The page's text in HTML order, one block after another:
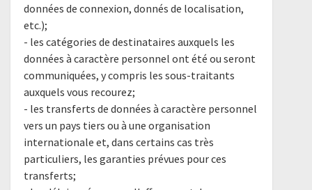
données de connexion, donnés de localisation,
etc.);
- les catégories de destinataires auxquels les
données à caractère personnel ont été ou seront
communiquées, y compris les sous-traitants
auxquels vous recourez;
- les transferts de données à caractère personnel
vers un pays tiers ou à une organisation
internationale et, dans certains cas très
particuliers, les garanties prévues pour ces
transferts;